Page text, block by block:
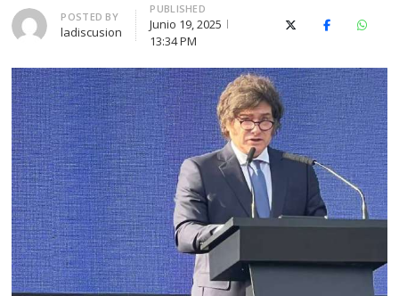
Author
POSTED BY
ladiscusion
PUBLISHED
Junio 19, 2025
13:34 PM
X (Twitter)Facebook